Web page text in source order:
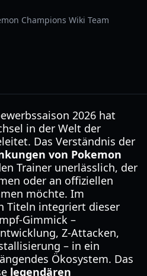
Champions Wiki Team
2026 hat
in der Welt der
Das Verständnis der
von Pokemon
Trainer unerlässlich, der
oder an offiziellen
möchte. Im
Titeln integriert dieser
Gimmick –
Z-Attacken,
– in ein
Ökosystem. Das
legendären